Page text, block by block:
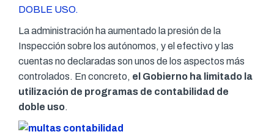
DOBLE USO.
La administración ha aumentado la presión de la
Inspección sobre los autónomos, y el efectivo y las
cuentas no declaradas son unos de los aspectos más
controlados. En concreto, el Gobierno ha limitado la
utilización de programas de contabilidad de
doble uso.